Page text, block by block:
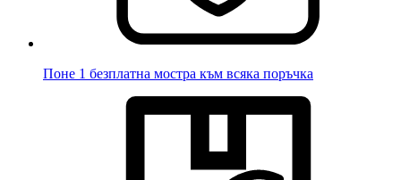
Поне 1 безплатна мостра към всяка поръчка